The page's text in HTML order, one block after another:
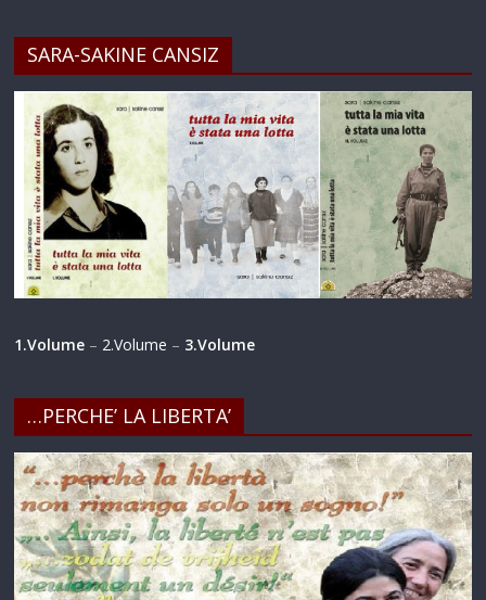
SARA-SAKINE CANSIZ
1.Volume – 2.Volume – 3.Volume
…PERCHE’ LA LIBERTA’